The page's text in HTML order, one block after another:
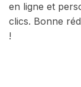
en ligne et
clics. Bonne
!